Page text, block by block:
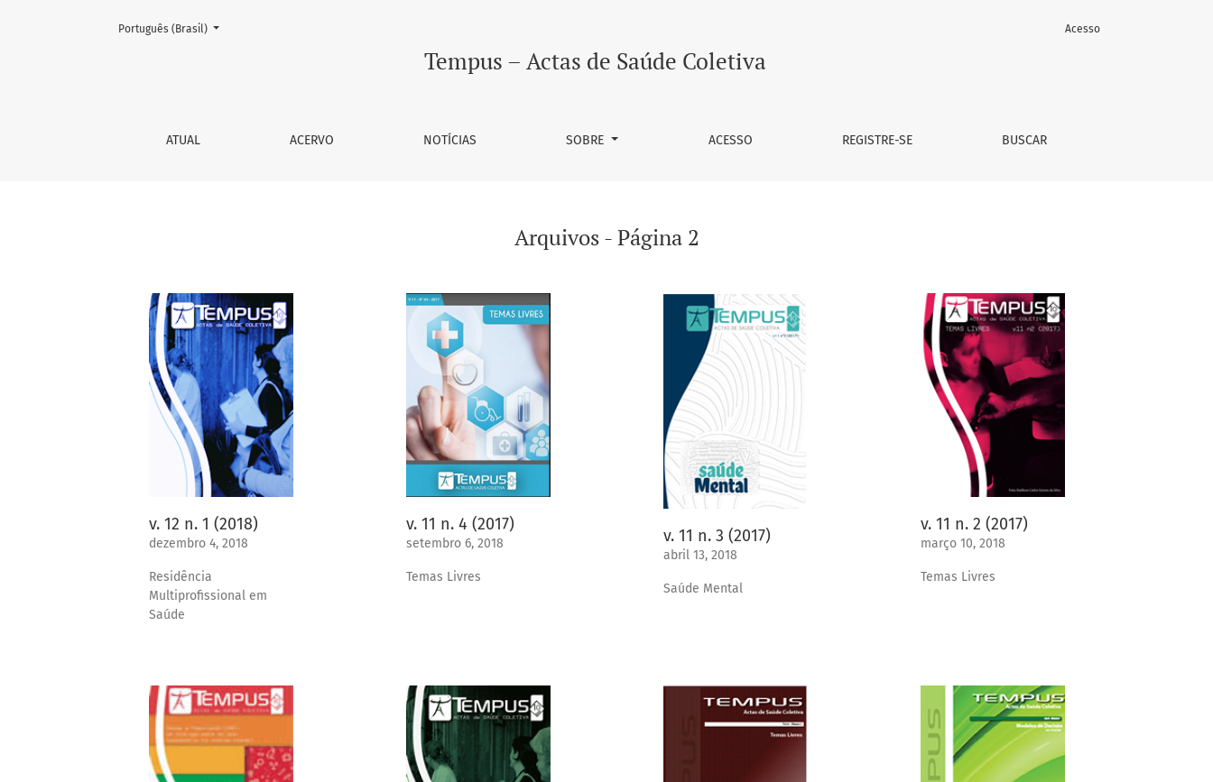
Arquivos - Página 2
Tempus – Actas de Saúde Coletiva
ATUAL ACERVO NOTÍCIAS SOBRE ACESSO REGISTRE-SE BUSCAR
Acesso
Mudar o idioma. O atual é:
Português (Brasil)
Arquivos - Página 2
v. 12 n. 1 (2018)
dezembro 4, 2018
Residência
Multiprofissional em
Saúde
v. 11 n. 4 (2017)
setembro 6, 2018
Temas Livres
v. 11 n. 3 (2017)
abril 13, 2018
Saúde Mental
v. 11 n. 2 (2017)
março 10, 2018
Temas Livres